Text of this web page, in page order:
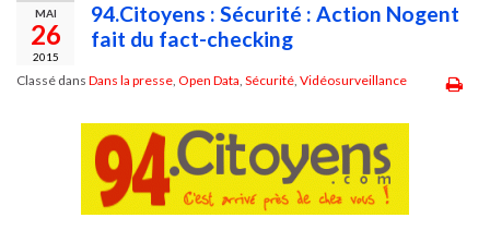
MAI
26
2015
94.Citoyens : Sécurité : Action Nogent
fait du fact-checking
Classé dans Dans la presse, Open Data, Sécurité, Vidéosurveillance